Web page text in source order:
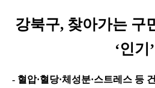
강북구, 찾아가는 구
‘인기 ’
- 혈압·혈당·체성분·스트레스 등